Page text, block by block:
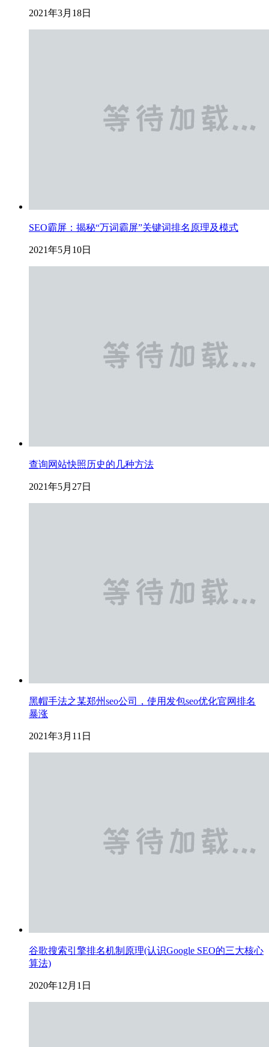
2021年3月18日
SEO霸屏：揭秘“万词霸屏”关键词排名原理及模式
2021年5月10日
查询网站快照历史的几种方法
2021年5月27日
黑帽手法之某郑州seo公司，使用发包seo优化官网排名
暴涨
2021年3月11日
谷歌搜索引擎排名机制原理(认识Google SEO的三大核心
算法)
2020年12月1日